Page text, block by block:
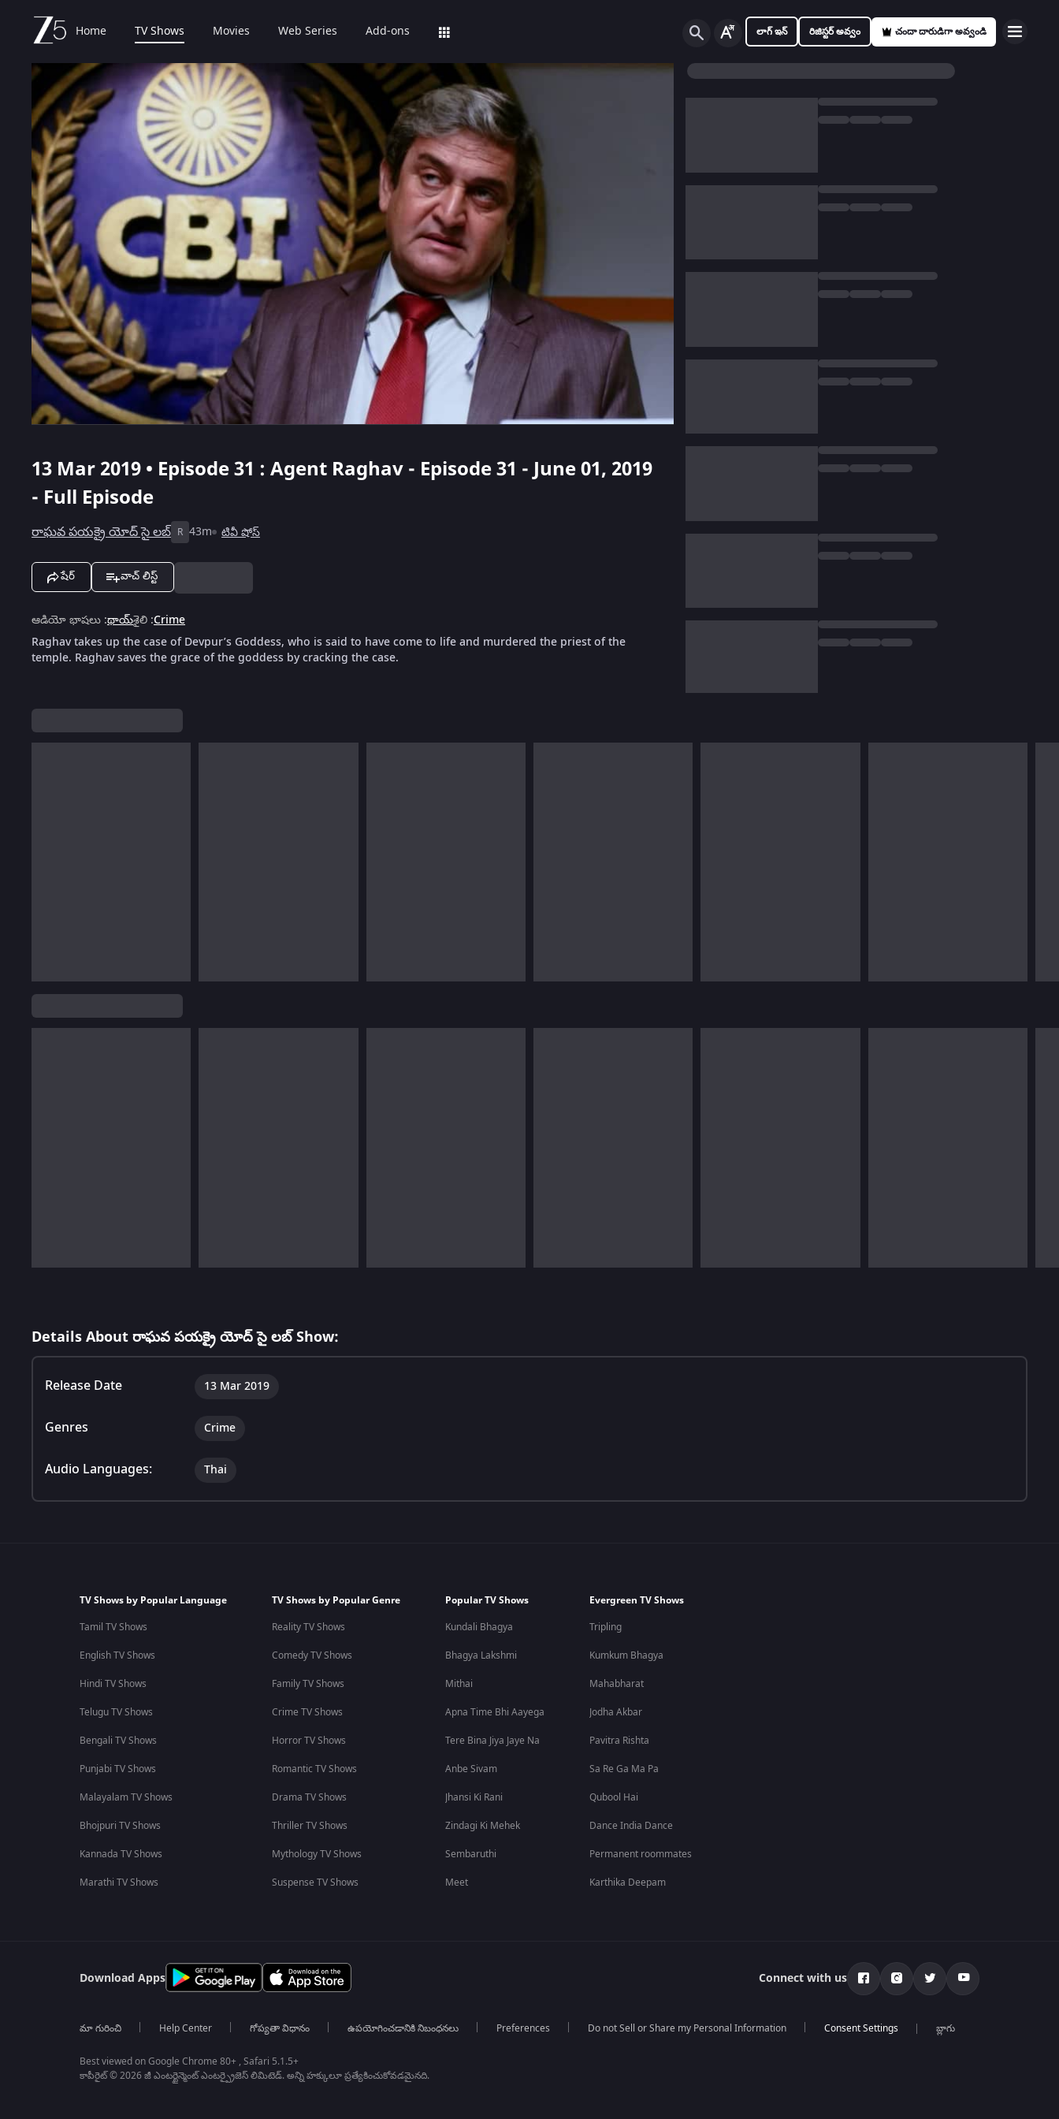
Home TV Shows Movies Web Series Add-ons లాగ్ ఇన్ రిజిస్టర్ అవ్వం చందా దారుడిగా అవ్వండి
13 Mar 2019 • Episode 31 : Agent Raghav - Episode 31 - June 01, 2019
- Full Episode
రాఘవ పయక్రై యోద్ సై లబ్ R 43m టివీ షోస్
షేర్ వాచ్ లిస్ట్
ఆడియో భాషలు :థాయ్శైలి :Crime
Raghav takes up the case of Devpur’s Goddess, who is said to have come to life and murdered the priest of the
temple. Raghav saves the grace of the goddess by cracking the case.
Details About రాఘవ పయక్రై యోద్ సై లబ్ Show:
Release Date 13 Mar 2019
Genres Crime
Audio Languages: Thai
TV Shows by Popular Language
Tamil TV Shows
English TV Shows
Hindi TV Shows
Telugu TV Shows
Bengali TV Shows
Punjabi TV Shows
Malayalam TV Shows
Bhojpuri TV Shows
Kannada TV Shows
Marathi TV Shows
TV Shows by Popular Genre
Reality TV Shows
Comedy TV Shows
Family TV Shows
Crime TV Shows
Horror TV Shows
Romantic TV Shows
Drama TV Shows
Thriller TV Shows
Mythology TV Shows
Suspense TV Shows
Popular TV Shows
Kundali Bhagya
Bhagya Lakshmi
Mithai
Apna Time Bhi Aayega
Tere Bina Jiya Jaye Na
Anbe Sivam
Jhansi Ki Rani
Zindagi Ki Mehek
Sembaruthi
Meet
Evergreen TV Shows
Tripling
Kumkum Bhagya
Mahabharat
Jodha Akbar
Pavitra Rishta
Sa Re Ga Ma Pa
Qubool Hai
Dance India Dance
Permanent roommates
Karthika Deepam
Download Apps Connect with us
మా గురించి Help Center గోప్యతా విధానం ఉపయోగించడానికి నిబంధనలు Preferences Do not Sell or Share my Personal Information బ్లాగు
Best viewed on Google Chrome 80+ , Safari 5.1.5+
కాపీరైట్ © 2026 జీ ఎంటర్టైన్మెంట్ ఎంటర్ప్రైజెస్ లిమిటెడ్. అన్ని హక్కులూ ప్రత్యేకించుకోవడమైనది.